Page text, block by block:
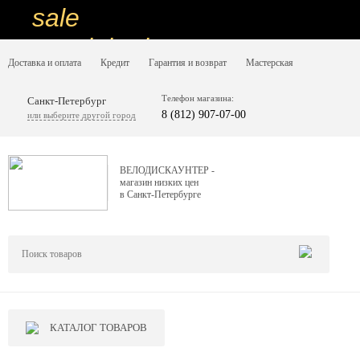
sale
special price
ну очень
вот дешево
sale
sale
Доставка и оплата Кредит Гарантия и возврат Мастерская
Санкт-Петербург
или выберите другой город
Телефон магазина:
8 (812) 907-07-00
ВЕЛОДИСКАУНТЕР -
магазин низких цен
в Санкт-Петербурге
КАТАЛОГ ТОВАРОВ